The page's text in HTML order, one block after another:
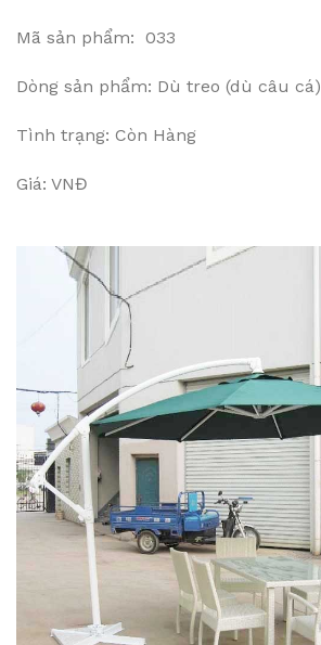
Mã sản phẩm: 033
Dòng sản phẩm: Dù treo (dù câu cá)
Tình trạng: Còn Hàng
Giá: VNĐ